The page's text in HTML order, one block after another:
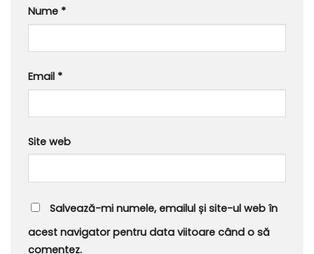
Nume *
Email *
Site web
Salvează-mi numele, emailul și site-ul web în
acest navigator pentru data viitoare când o să
comentez.